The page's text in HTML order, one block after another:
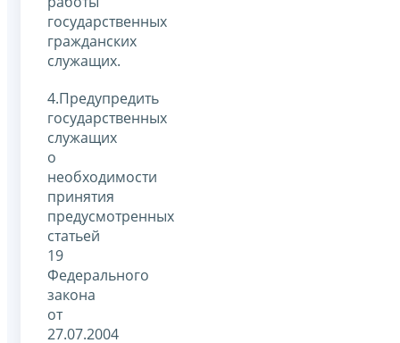
государственных
гражданских
служащих.
4.Предупредить
государственных
служащих
о
необходимости
принятия
предусмотренных
статьей
19
Федерального
закона
от
27.07.2004